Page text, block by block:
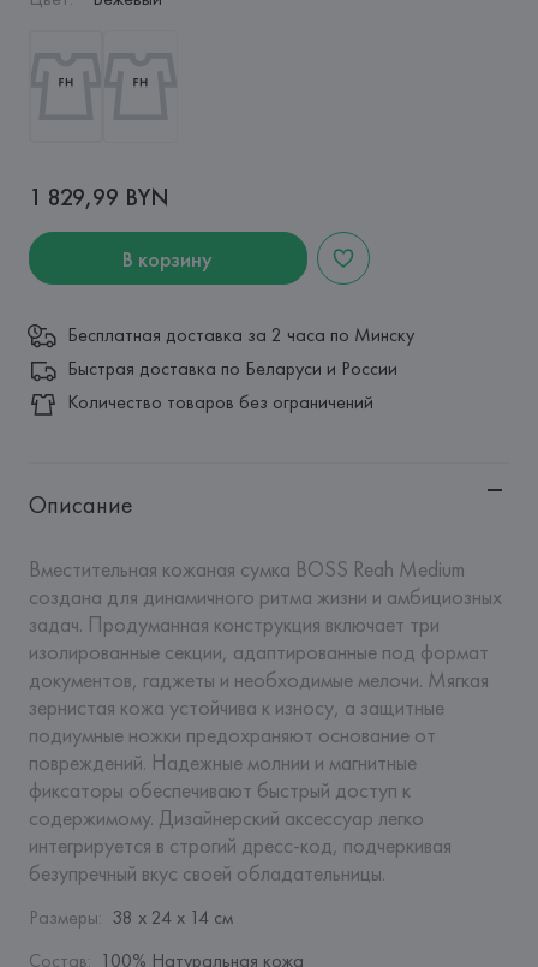
1 829,99 BYN
В корзину
Бесплатная доставка за 2 часа по Минску
Быстрая доставка по Беларуси и России
Количество товаров без ограничений
Описание
Вместительная кожаная сумка BOSS Reah Medium
создана для динамичного ритма жизни и амбициозных
задач. Продуманная конструкция включает три
изолированные секции, адаптированные под формат
документов, гаджеты и необходимые мелочи. Мягкая
зернистая кожа устойчива к износу, а защитные
подиумные ножки предохраняют основание от
повреждений. Надежные молнии и магнитные
фиксаторы обеспечивают быстрый доступ к
содержимому. Дизайнерский аксессуар легко
интегрируется в строгий дресс-код, подчеркивая
безупречный вкус своей обладательницы.
Размеры: 38 х 24 х 14 см
Состав: 100% Натуральная кожа